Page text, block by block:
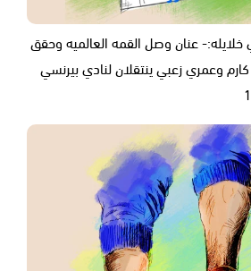
خلايله:- عنان وصل القمه العالميه وحقق
٢-الاخوان كارم وعمري زعبي ينتقلان لنادي بيرنسي